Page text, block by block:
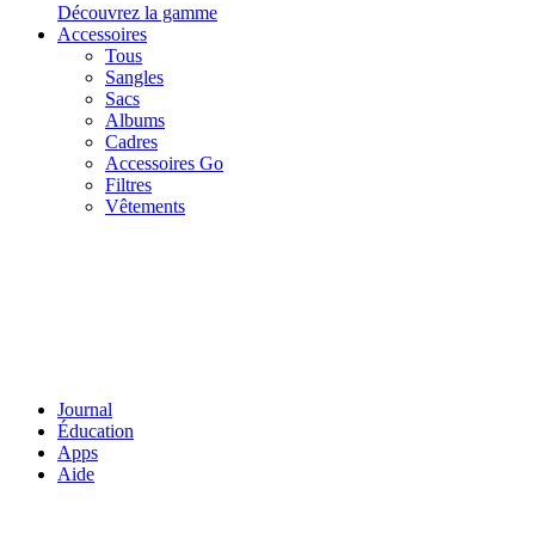
Découvrez la gamme
Accessoires
Tous
Sangles
Sacs
Albums
Cadres
Accessoires Go
Filtres
Vêtements
Journal
Éducation
Apps
Aide